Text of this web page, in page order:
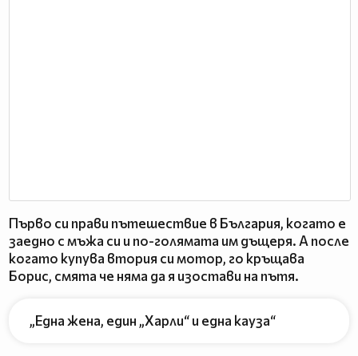
Първо си прави пътешествие в България, когато е
заедно с мъжа си и по-голямата им дъщеря. А после
когато купува втория си мотор, го кръщава
Борис, смята че няма да я изостави на пътя.
„Една жена, един „Харли“ и една кауза“